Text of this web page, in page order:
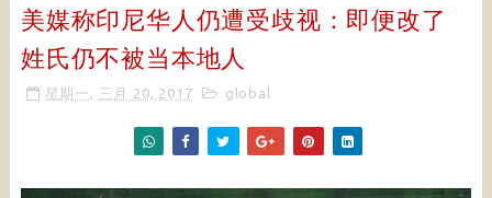
美媒称印尼华人仍遭受歧视：即便改了
姓氏仍不被当本地人
星期一, 三月 20, 2017 global